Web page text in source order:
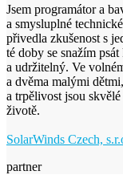
Jsem programátor a
a smysluplné
přivedla zkušenost s
té doby se snažím
a udržitelný. Ve
a dvěma malými
a trpělivost jsou
životě.
SolarWinds Czech,
partner